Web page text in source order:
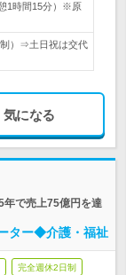
1時間15分）※原
制）⇒土日祝は交代
気になる
年で売上75億円を達
ター◆介護・福祉
完全週休2日制